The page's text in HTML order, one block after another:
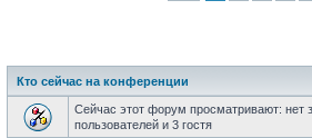
Кто сейчас на конференции
Сейчас этот форум просматривают: нет
пользователей и 3 гостя